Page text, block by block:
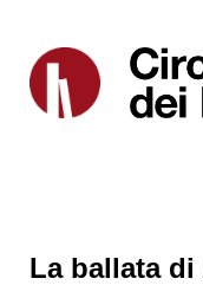
La ballata di